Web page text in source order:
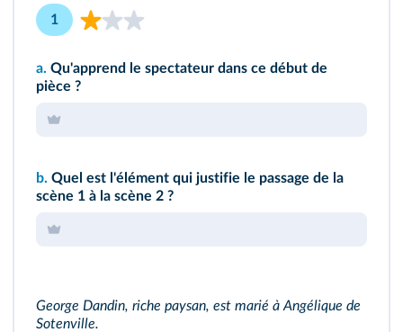
1
a. Qu'apprend le spectateur dans ce début de
pièce ?
b. Quel est l'élément qui justifie le passage de la
scène 1 à la scène 2 ?
George Dandin, riche paysan, est marié à Angélique de
Sotenville.